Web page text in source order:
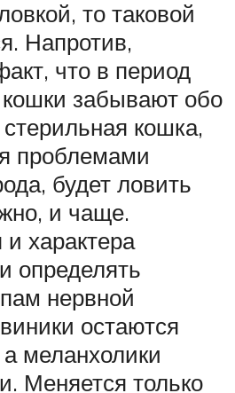
то таковой
Напротив,
что в период
кошки забывают обо
кошка,
проблемами
будет ловить
и чаще.
характера
определять
нервной
остаются
меланхолики
Меняется только